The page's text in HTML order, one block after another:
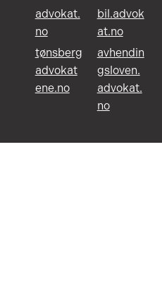
advokat.
no
bil.advok
at.no
tønsberg
advokat
ene.no
avhendin
gsloven.
advokat.
no